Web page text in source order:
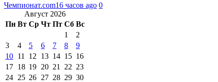
Чемпионат.com16 часов ago 0
Август 2026
Пн Вт Ср Чт Пт Сб Вс
1
2
3
4 5 6 7 8
9
10 11 12 13 14 15 16
17 18 19 20 21 22 23
24 25 26 27 28 29 30